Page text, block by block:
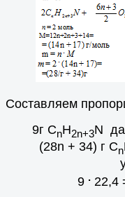
Составляем
9г СnН2n+3N
(28n + 34) г Сn
9 . 22,4